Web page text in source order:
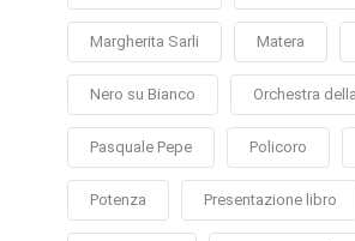
Margherita Sarli Matera
Nero su Bianco Orchestra
Pasquale Pepe Policoro
Potenza Presentazione libro